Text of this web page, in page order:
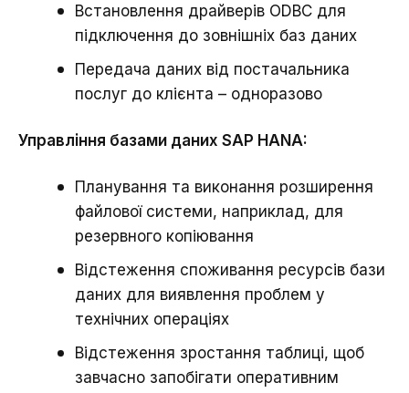
Встановлення драйверів ODBC для
підключення до зовнішніх баз даних
Передача даних від постачальника
послуг до клієнта – одноразово
Управління базами даних SAP HANA:
Планування та виконання розширення
файлової системи, наприклад, для
резервного копіювання
Відстеження споживання ресурсів бази
даних для виявлення проблем у
технічних операціях
Відстеження зростання таблиці, щоб
завчасно запобігати оперативним